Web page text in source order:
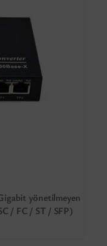
yönetilmeyen
/ FC / ST / SFP)